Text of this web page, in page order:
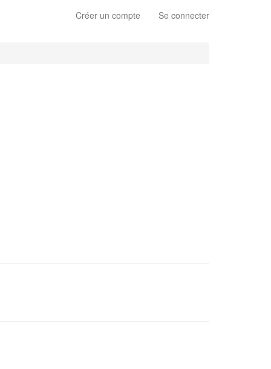
Créer un compte Se connecter